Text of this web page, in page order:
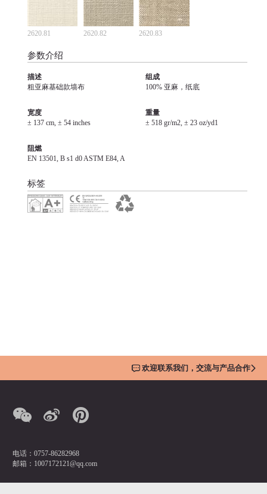
2620.81 2620.82 2620.83
参数介绍
描述
粗亚麻基础款墙布
组成
100% 亚麻，纸底
宽度
± 137 cm, ± 54 inches
重量
± 518 gr/m2, ± 23 oz/yd1
阻燃
EN 13501, B s1 d0 ASTM E84, A
标签
欢迎联系我们，交流与产品合作
电话：0757-86282968
邮箱：1007172121@qq.com